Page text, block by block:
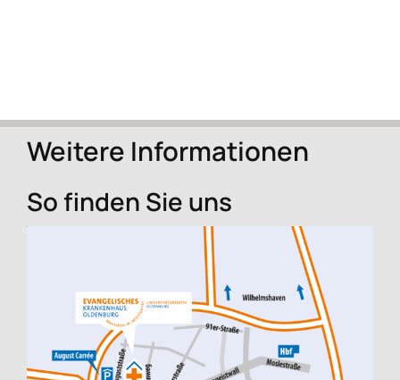
Weitere Informationen
So finden Sie uns